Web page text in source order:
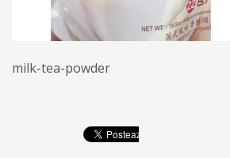
milk-tea-powder